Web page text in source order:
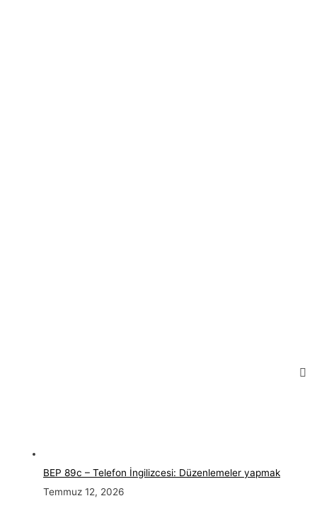
BEP 89c – Telefon İngilizcesi: Düzenlemeler yapmak
Temmuz 12, 2026